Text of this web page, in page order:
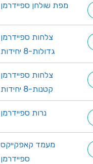
מפת שולחן ספיידרמן
צלחות ספיידרמן
גדולות-8 יחידות
צלחות ספיידרמן
קטנות-8 יחידות
נרות ספיידרמן
מעמד קאפקייקס
ספיידרמן